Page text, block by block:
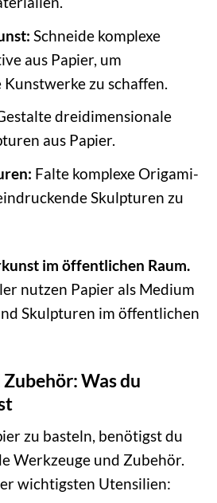
Schneide komplexe
aus Papier, um
zu schaffen.
dreidimensionale
aus Papier.
Falte komplexe Origami-
Skulpturen zu
im öffentlichen Raum.
nutzen Papier als Medium
Skulpturen im öffentlichen
Was du
zu basteln, benötigst du
Werkzeuge und Zubehör.
wichtigsten Utensilien: